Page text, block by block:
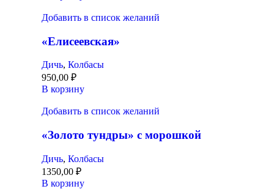
Добавить в список желаний
«Елисеевская»
Дичь, Колбасы
950,00 ₽
В корзину
Добавить в список желаний
«Золото тундры» с морошкой
Дичь, Колбасы
1350,00 ₽
В корзину